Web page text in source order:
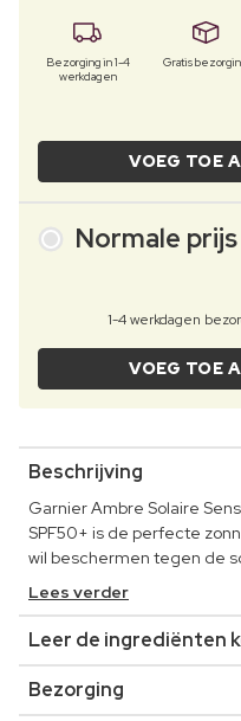
Bezorging in 1-4
werkdagen
Gratis
VOEG TOE
Normale prijs
1-4 werkdagen
VOEG TOE
Beschrijving
Garnier Ambre Solaire
SPF50+ is de perfecte
wil beschermen tegen de
Lees verder
Leer de ingrediënten
Bezorging